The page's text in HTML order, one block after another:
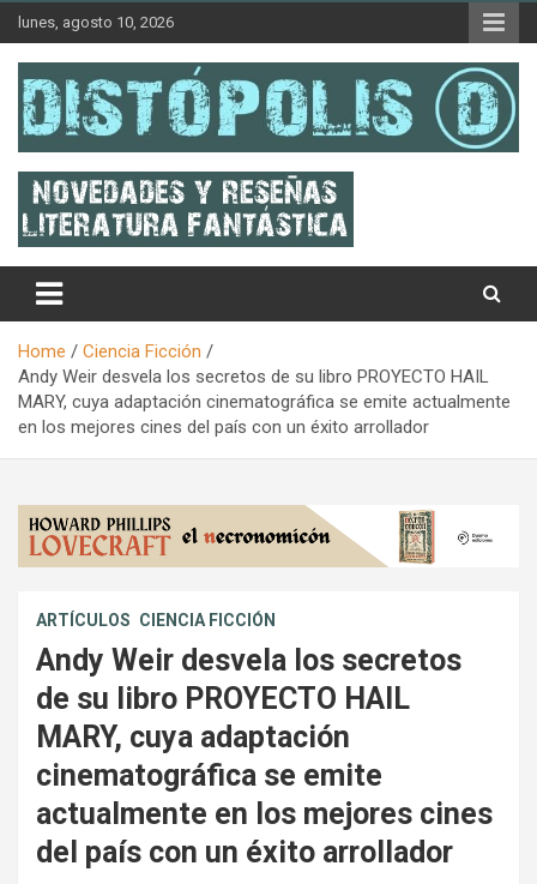
Skip
content
lunes, agosto 10, 2026
Distópolis
Home
Ciencia Ficción
Andy Weir desvela los secretos de su libro PROYECTO HAIL
MARY, cuya adaptación cinematográfica se emite actualmente
en los mejores cines del país con un éxito arrollador
ARTÍCULOS CIENCIA FICCIÓN
Andy Weir desvela los secretos
de su libro PROYECTO HAIL
MARY, cuya adaptación
cinematográfica se emite
actualmente en los mejores cines
del país con un éxito arrollador